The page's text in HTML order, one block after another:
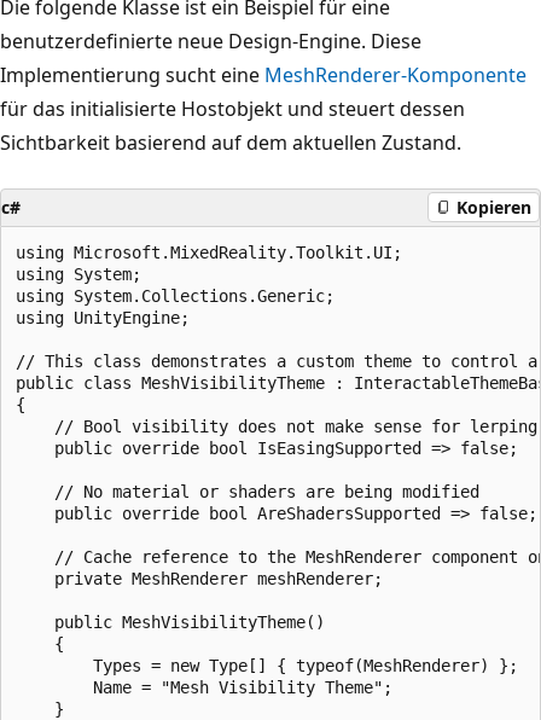
Die folgende Klasse ist ein Beispiel für eine
benutzerdefinierte neue Design-Engine. Diese
Implementierung sucht eine MeshRenderer-Komponente
für das initialisierte Hostobjekt und steuert dessen
Sichtbarkeit basierend auf dem aktuellen Zustand.
c# Kopieren
using Microsoft.MixedReality.Toolkit.UI;
using System;
using System.Collections.Generic;
using UnityEngine;
// This class demonstrates a custom theme to control
public class MeshVisibilityTheme :
{
    // Bool visibility does not make sense for lerping
    public override bool IsEasingSupported => false;
    // No material or shaders are being modified
    public override bool AreShadersSupported => false;
// Cache reference to the MeshRenderer component
    private MeshRenderer meshRenderer;
    public MeshVisibilityTheme()
    {
        Types = new Type[] { typeof(MeshRenderer) };
        Name = "Mesh Visibility Theme";
    }